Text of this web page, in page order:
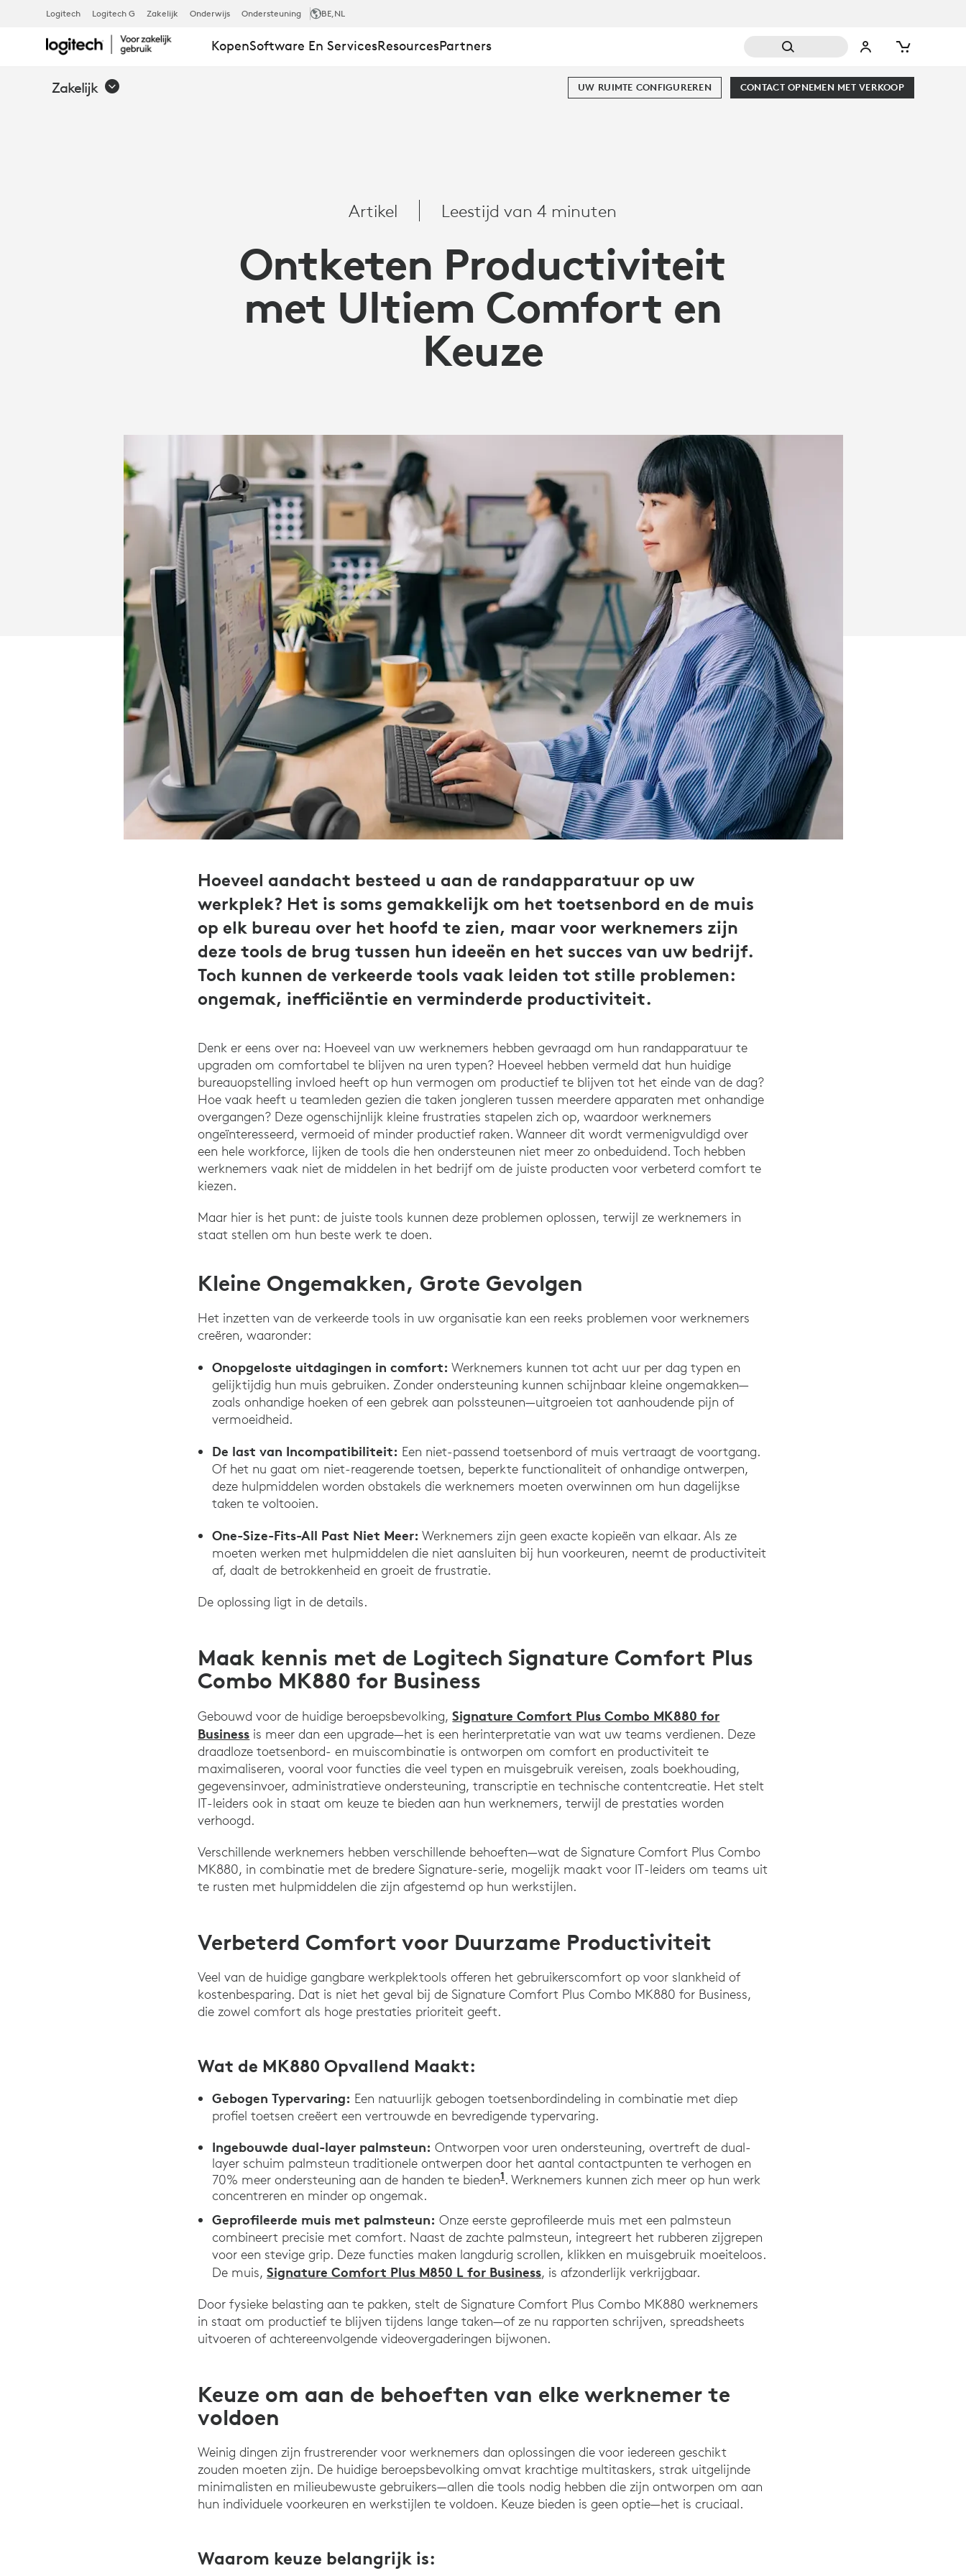
ONTKETEN
PRODUCTIVITEIT
LOGITECH
SIGNATURE
COMBO
MK880
Logitech Logitech G Zakelijk Onderwijs Ondersteuning BE,NL
KopenSoftware En ServicesResourcesPartners
Zakelijk CONTACT OPNEMEN MET VERKOOP
UW RUIMTE CONFIGUREREN
Artikel Leestijd van 4 minuten
Ontketen Productiviteit
met Ultiem Comfort en
Keuze
Hoeveel aandacht besteed u aan de randapparatuur op uw
werkplek? Het is soms gemakkelijk om het toetsenbord en de muis
op elk bureau over het hoofd te zien, maar voor werknemers zijn
deze tools de brug tussen hun ideeën en het succes van uw bedrijf.
Toch kunnen de verkeerde tools vaak leiden tot stille problemen:
ongemak, inefficiëntie en verminderde productiviteit.
Denk er eens over na: Hoeveel van uw werknemers hebben gevraagd om hun randapparatuur te
upgraden om comfortabel te blijven na uren typen? Hoeveel hebben vermeld dat hun huidige
bureauopstelling invloed heeft op hun vermogen om productief te blijven tot het einde van de dag?
Hoe vaak heeft u teamleden gezien die taken jongleren tussen meerdere apparaten met onhandige
overgangen? Deze ogenschijnlijk kleine frustraties stapelen zich op, waardoor werknemers
ongeïnteresseerd, vermoeid of minder productief raken. Wanneer dit wordt vermenigvuldigd over
een hele workforce, lijken de tools die hen ondersteunen niet meer zo onbeduidend. Toch hebben
werknemers vaak niet de middelen in het bedrijf om de juiste producten voor verbeterd comfort te
kiezen.
Maar hier is het punt: de juiste tools kunnen deze problemen oplossen, terwijl ze werknemers in
staat stellen om hun beste werk te doen.
Kleine Ongemakken, Grote Gevolgen
Het inzetten van de verkeerde tools in uw organisatie kan een reeks problemen voor werknemers
creëren, waaronder:
Onopgeloste uitdagingen in comfort: Werknemers kunnen tot acht uur per dag typen en
gelijktijdig hun muis gebruiken. Zonder ondersteuning kunnen schijnbaar kleine ongemakken—
zoals onhandige hoeken of een gebrek aan polssteunen—uitgroeien tot aanhoudende pijn of
vermoeidheid.
De last van Incompatibiliteit: Een niet-passend toetsenbord of muis vertraagt de voortgang.
Of het nu gaat om niet-reagerende toetsen, beperkte functionaliteit of onhandige ontwerpen,
deze hulpmiddelen worden obstakels die werknemers moeten overwinnen om hun dagelijkse
taken te voltooien.
One-Size-Fits-All Past Niet Meer: Werknemers zijn geen exacte kopieën van elkaar. Als ze
moeten werken met hulpmiddelen die niet aansluiten bij hun voorkeuren, neemt de productiviteit
af, daalt de betrokkenheid en groeit de frustratie.
De oplossing ligt in de details.
Maak kennis met de Logitech Signature Comfort Plus
Combo MK880 for Business
Gebouwd voor de huidige beroepsbevolking,Signature Comfort Plus Combo MK880 for
Business is meer dan een upgrade—het is een herinterpretatie van wat uw teams verdienen. Deze
draadloze toetsenbord- en muiscombinatie is ontworpen om comfort en productiviteit te
maximaliseren, vooral voor functies die veel typen en muisgebruik vereisen, zoals boekhouding,
gegevensinvoer, administratieve ondersteuning, transcriptie en technische contentcreatie. Het stelt
IT-leiders ook in staat om keuze te bieden aan hun werknemers, terwijl de prestaties worden
verhoogd.
Verschillende werknemers hebben verschillende behoeften—wat de Signature Comfort Plus Combo
MK880, in combinatie met de bredere Signature-serie, mogelijk maakt voor IT-leiders om teams uit
te rusten met hulpmiddelen die zijn afgestemd op hun werkstijlen.
Verbeterd Comfort voor Duurzame Productiviteit
Veel van de huidige gangbare werkplektools offeren het gebruikerscomfort op voor slankheid of
kostenbesparing. Dat is niet het geval bij de Signature Comfort Plus Combo MK880 for Business,
die zowel comfort als hoge prestaties prioriteit geeft.
Wat de MK880 Opvallend Maakt:
Gebogen Typervaring: Een natuurlijk gebogen toetsenbordindeling in combinatie met diep
profiel toetsen creëert een vertrouwde en bevredigende typervaring.
Ingebouwde dual-layer palmsteun: Ontworpen voor uren ondersteuning, overtreft de dual-
layer schuim palmsteun traditionele ontwerpen door het aantal contactpunten te verhogen en
70% meer ondersteuning aan de handen te bieden1. Werknemers kunnen zich meer op hun werk
concentreren en minder op ongemak.
Geprofileerde muis met palmsteun: Onze eerste geprofileerde muis met een palmsteun
combineert precisie met comfort. Naast de zachte palmsteun, integreert het rubberen zijgrepen
voor een stevige grip. Deze functies maken langdurig scrollen, klikken en muisgebruik moeiteloos.
De muis,Signature Comfort Plus M850 L for Business, is afzonderlijk verkrijgbaar.
Door fysieke belasting aan te pakken, stelt de Signature Comfort Plus Combo MK880 werknemers
in staat om productief te blijven tijdens lange taken—of ze nu rapporten schrijven, spreadsheets
uitvoeren of achtereenvolgende videovergaderingen bijwonen.
Keuze om aan de behoeften van elke werknemer te
voldoen
Weinig dingen zijn frustrerender voor werknemers dan oplossingen die voor iedereen geschikt
zouden moeten zijn. De huidige beroepsbevolking omvat krachtige multitaskers, strak uitgelijnde
minimalisten en milieubewuste gebruikers—allen die tools nodig hebben die zijn ontworpen om aan
hun individuele voorkeuren en werkstijlen te voldoen. Keuze bieden is geen optie—het is cruciaal.
Waarom keuze belangrijk is: